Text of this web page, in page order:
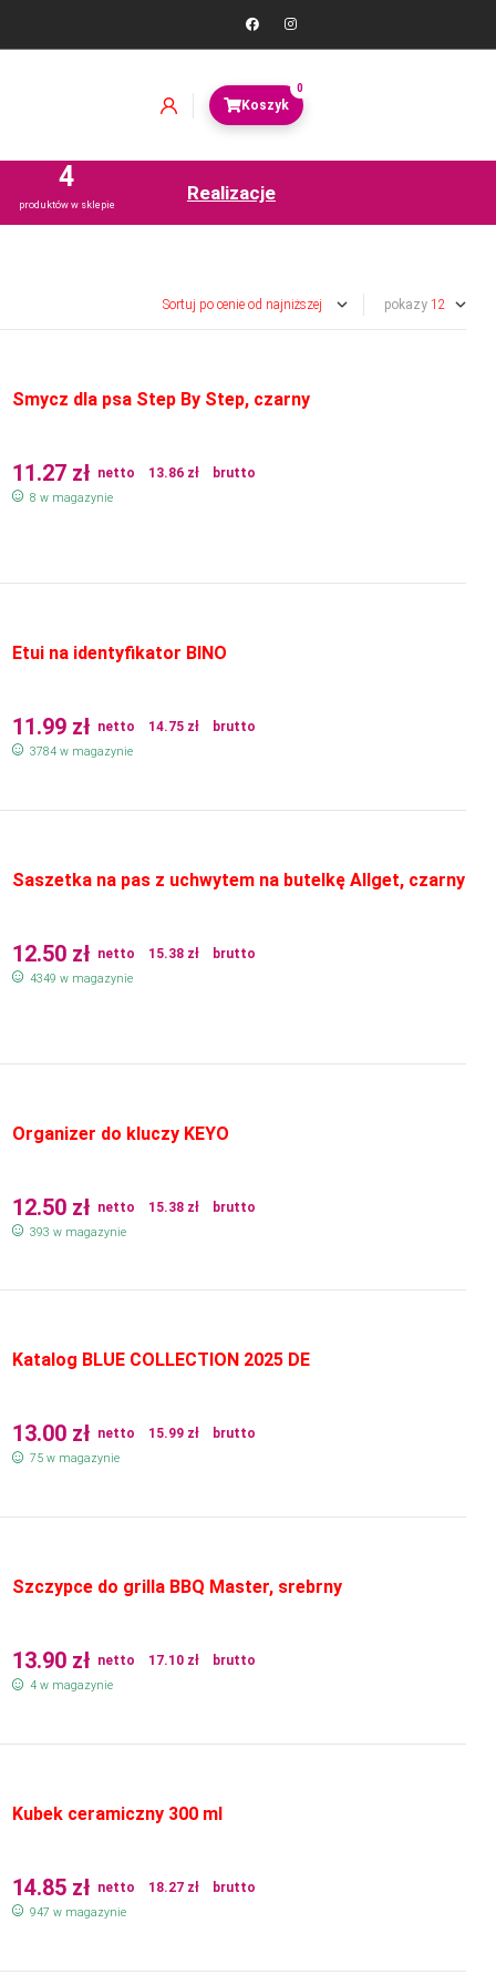
0
produktów w sklepie
4 Realizacje
pokazy
Smycz dla psa Step By Step, czarny
11.27 zł netto 13.86 zł brutto
8 w magazynie
Etui na identyfikator BINO
11.99 zł netto 14.75 zł brutto
3784 w magazynie
Saszetka na pas z uchwytem na butelkę Allget, czarny
12.50 zł netto 15.38 zł brutto
4349 w magazynie
Organizer do kluczy KEYO
12.50 zł netto 15.38 zł brutto
393 w magazynie
Katalog BLUE COLLECTION 2025 DE
13.00 zł netto 15.99 zł brutto
75 w magazynie
Szczypce do grilla BBQ Master, srebrny
13.90 zł netto 17.10 zł brutto
4 w magazynie
Kubek ceramiczny 300 ml
14.85 zł netto 18.27 zł brutto
947 w magazynie